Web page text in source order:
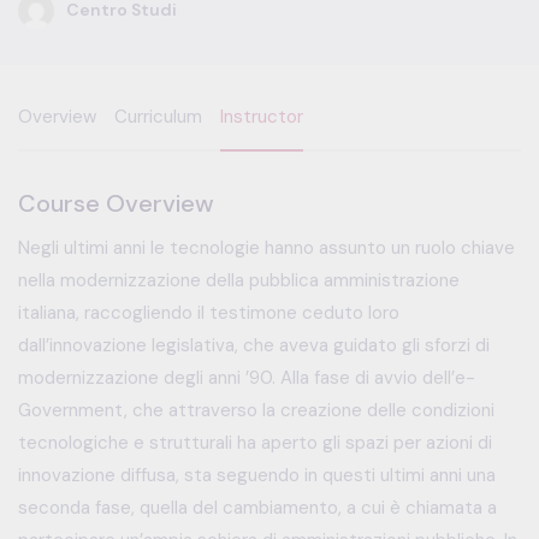
Centro Studi
Overview Curriculum Instructor
Course Overview
Negli ultimi anni le tecnologie hanno assunto un ruolo chiave
nella modernizzazione della pubblica amministrazione
italiana, raccogliendo il testimone ceduto loro
dall’innovazione legislativa, che aveva guidato gli sforzi di
modernizzazione degli anni ’90. Alla fase di avvio dell’e-
Government, che attraverso la creazione delle condizioni
tecnologiche e strutturali ha aperto gli spazi per azioni di
innovazione diffusa, sta seguendo in questi ultimi anni una
seconda fase, quella del cambiamento, a cui è chiamata a